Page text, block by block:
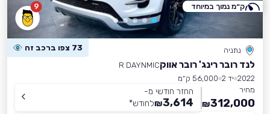
9
נתניה 73 צפו ברכב זה
לנד רובר רינג' רובר אווקR DAYNMIC
2022 יד 2
56,000 ק״מ
מחיר
312,000
₪
החזר חודשי מ-
3,614
₪לחודש*
ק״מ נמוך במיוחד